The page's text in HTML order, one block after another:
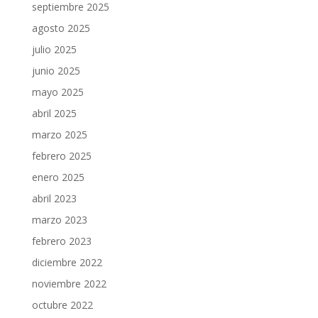
septiembre 2025
agosto 2025
julio 2025
junio 2025
mayo 2025
abril 2025
marzo 2025
febrero 2025
enero 2025
abril 2023
marzo 2023
febrero 2023
diciembre 2022
noviembre 2022
octubre 2022